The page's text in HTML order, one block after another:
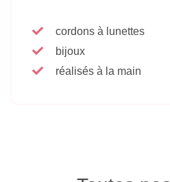
cordons à lunettes
bijoux
réalisés à la main